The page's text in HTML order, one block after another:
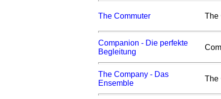
The Commuter The
Companion - Die perfekte
Begleitung
The Company - Das
Ensemble
The